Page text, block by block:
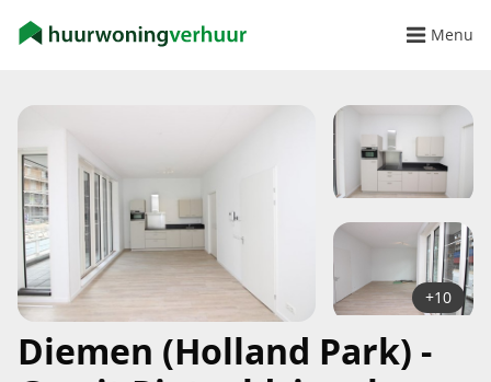
Menu
Diemen (Holland Park) -
+10